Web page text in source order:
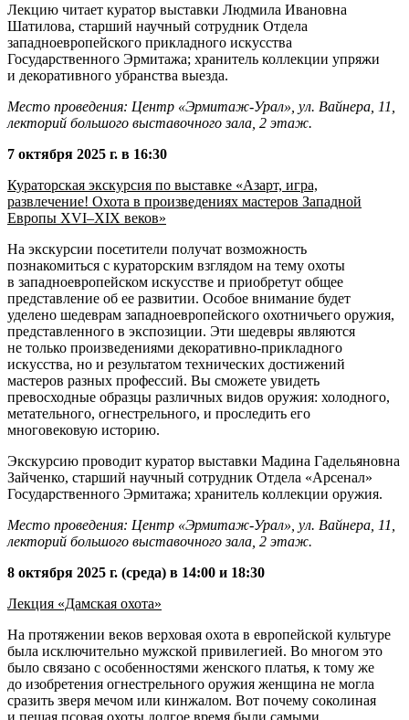
Лекцию читает куратор выставки Людмила Ивановна
Шатилова, старший научный сотрудник Отдела
западноевропейского прикладного искусства
Государственного Эрмитажа; хранитель коллекции упряжи
и декоративного убранства выезда.
Место проведения: Центр «Эрмитаж-Урал», ул. Вайнера, 11,
лекторий большого выставочного зала, 2 этаж.
7 октября 2025 г. в 16:30
Кураторская экскурсия по выставке «Азарт, игра,
развлечение! Охота в произведениях мастеров Западной
Европы XVI–XIX веков»
На экскурсии посетители получат возможность
познакомиться с кураторским взглядом на тему охоты
в западноевропейском искусстве и приобретут общее
представление об ее развитии. Особое внимание будет
уделено шедеврам западноевропейского охотничьего оружия,
представленного в экспозиции. Эти шедевры являются
не только произведениями декоративно-прикладного
искусства, но и результатом технических достижений
мастеров разных профессий. Вы сможете увидеть
превосходные образцы различных видов оружия: холодного,
метательного, огнестрельного, и проследить его
многовековую историю.
Экскурсию проводит куратор выставки Мадина Гадельяновна
Зайченко, старший научный сотрудник Отдела «Арсенал»
Государственного Эрмитажа; хранитель коллекции оружия.
Место проведения: Центр «Эрмитаж-Урал», ул. Вайнера, 11,
лекторий большого выставочного зала, 2 этаж.
8 октября 2025 г. (среда) в 14:00 и 18:30
Лекция «Дамская охота»
На протяжении веков верховая охота в европейской культуре
была исключительно мужской привилегией. Во многом это
было связано с особенностями женского платья, к тому же
до изобретения огнестрельного оружия женщина не могла
сразить зверя мечом или кинжалом. Вот почему соколиная
и пешая псовая охоты долгое время были самыми